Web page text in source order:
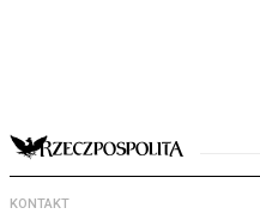
KONTAKT